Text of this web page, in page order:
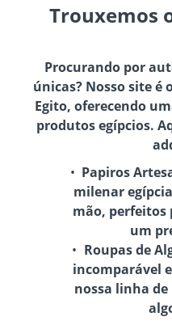
Trouxemos
Procurando por
únicas? Nosso site é
Egito, oferecendo
produtos egípcios.
Papiros
milenar
mão, perfeitos
um
Roupas de
incomparável
nossa linha